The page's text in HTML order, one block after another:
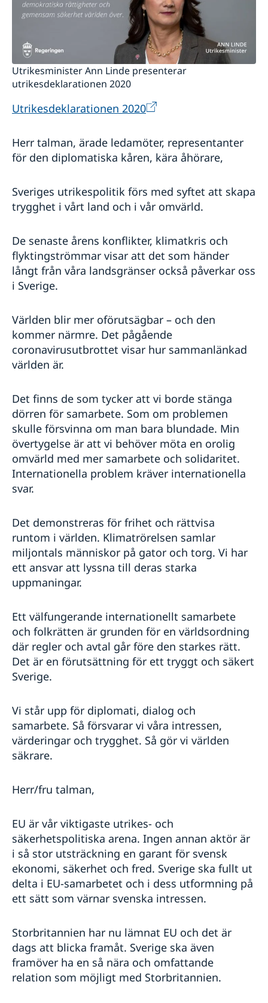
Utrikesminister Ann Linde presenterar
utrikesdeklarationen 2020
Utrikesdeklarationen 2020
Herr talman, ärade ledamöter, representanter
för den diplomatiska kåren, kära åhörare,
Sveriges utrikespolitik förs med syftet att skapa
trygghet i vårt land och i vår omvärld.
De senaste årens konflikter, klimatkris och
flyktingströmmar visar att det som händer
långt från våra landsgränser också påverkar oss
i Sverige.
Världen blir mer oförutsägbar – och den
kommer närmre. Det pågående
coronavirusutbrottet visar hur sammanlänkad
världen är.
Det finns de som tycker att vi borde stänga
dörren för samarbete. Som om problemen
skulle försvinna om man bara blundade. Min
övertygelse är att vi behöver möta en orolig
omvärld med mer samarbete och solidaritet.
Internationella problem kräver internationella
svar.
Det demonstreras för frihet och rättvisa
runtom i världen. Klimatrörelsen samlar
miljontals människor på gator och torg. Vi har
ett ansvar att lyssna till deras starka
uppmaningar.
Ett välfungerande internationellt samarbete
och folkrätten är grunden för en världsordning
där regler och avtal går före den starkes rätt.
Det är en förutsättning för ett tryggt och säkert
Sverige.
Vi står upp för diplomati, dialog och
samarbete. Så försvarar vi våra intressen,
värderingar och trygghet. Så gör vi världen
säkrare.
Herr/fru talman,
EU är vår viktigaste utrikes- och
säkerhetspolitiska arena. Ingen annan aktör är
i så stor utsträckning en garant för svensk
ekonomi, säkerhet och fred. Sverige ska fullt ut
delta i EU-samarbetet och i dess utformning på
ett sätt som värnar svenska intressen.
Storbritannien har nu lämnat EU och det är
dags att blicka framåt. Sverige ska även
framöver ha en så nära och omfattande
relation som möjligt med Storbritannien.